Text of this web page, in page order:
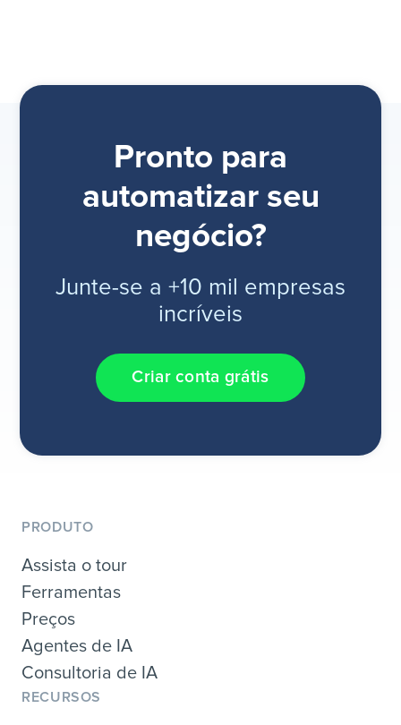
Pronto para
automatizar seu
negócio?
Junte-se a +10 mil empresas
incríveis
Criar conta grátis
PRODUTO
Assista o tour
Ferramentas
Preços
Agentes de IA
Consultoria de IA
RECURSOS